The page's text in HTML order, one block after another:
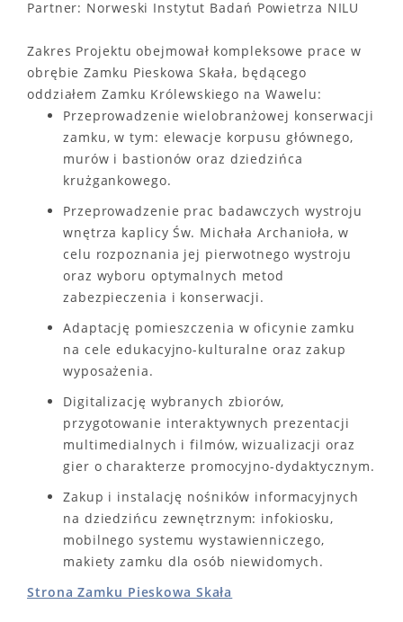
Partner: Norweski Instytut Badań Powietrza NILU
Zakres Projektu obejmował kompleksowe prace w
obrębie Zamku Pieskowa Skała, będącego
oddziałem Zamku Królewskiego na Wawelu:
Przeprowadzenie wielobranżowej konserwacji
zamku, w tym: elewacje korpusu głównego,
murów i bastionów oraz dziedzińca
krużgankowego.
Przeprowadzenie prac badawczych wystroju
wnętrza kaplicy Św. Michała Archanioła, w
celu rozpoznania jej pierwotnego wystroju
oraz wyboru optymalnych metod
zabezpieczenia i konserwacji.
Adaptację pomieszczenia w oficynie zamku
na cele edukacyjno-kulturalne oraz zakup
wyposażenia.
Digitalizację wybranych zbiorów,
przygotowanie interaktywnych prezentacji
multimedialnych i filmów, wizualizacji oraz
gier o charakterze promocyjno-dydaktycznym.
Zakup i instalację nośników informacyjnych
na dziedzińcu zewnętrznym: infokiosku,
mobilnego systemu wystawienniczego,
makiety zamku dla osób niewidomych.
Strona Zamku Pieskowa Skała